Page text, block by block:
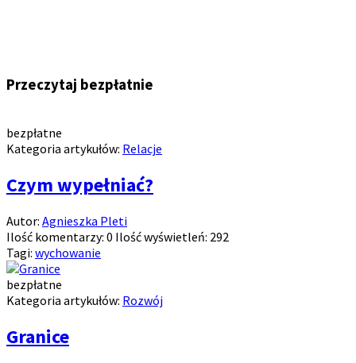
Przeczytaj bezpłatnie
bezpłatne
Kategoria artykułów: Relacje
Czym wypełniać?
Autor: Agnieszka Pleti
Ilość komentarzy: 0 Ilość wyświetleń: 292
Tagi: wychowanie
bezpłatne
Kategoria artykułów: Rozwój
Granice